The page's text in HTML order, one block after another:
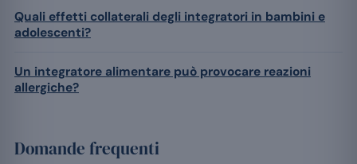
Quali effetti collaterali degli integratori in bambini e
adolescenti?
Un integratore alimentare può provocare reazioni
allergiche?
Domande frequenti